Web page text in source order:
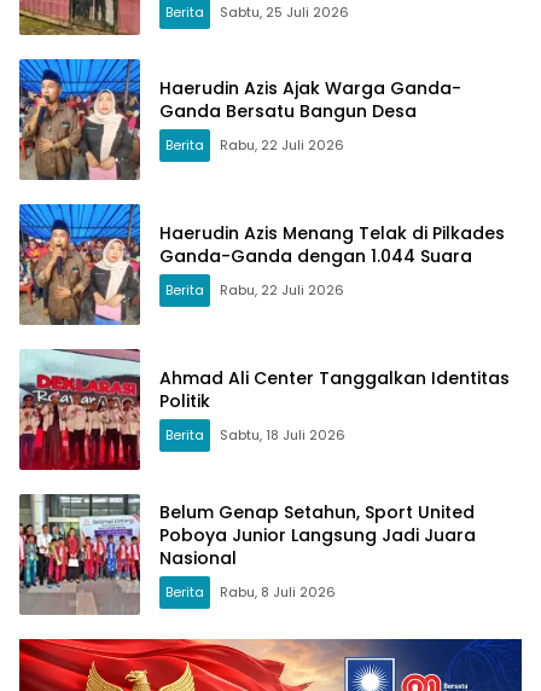
Berita Sabtu, 25 Juli 2026
Haerudin Azis Ajak Warga Ganda-
Ganda Bersatu Bangun Desa
Berita Rabu, 22 Juli 2026
Haerudin Azis Menang Telak di Pilkades
Ganda-Ganda dengan 1.044 Suara
Berita Rabu, 22 Juli 2026
Ahmad Ali Center Tanggalkan Identitas
Politik
Berita Sabtu, 18 Juli 2026
Belum Genap Setahun, Sport United
Poboya Junior Langsung Jadi Juara
Nasional
Berita Rabu, 8 Juli 2026